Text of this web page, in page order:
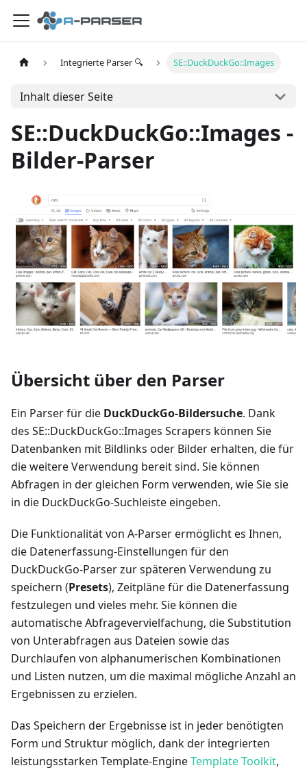
Integrierte Parser 🔍 SE::DuckDuckGo::Images
Inhalt dieser Seite
SE::DuckDuckGo::Images -
Bilder-Parser
Übersicht über den Parser
Ein Parser für die DuckDuckGo-Bildersuche. Dank
des SE::DuckDuckGo::Images Scrapers können Sie
Datenbanken mit Bildlinks oder Bilder erhalten, die für
die weitere Verwendung bereit sind. Sie können
Abfragen in der gleichen Form verwenden, wie Sie sie
in die DuckDuckGo-Suchleiste eingeben.
Die Funktionalität von A-Parser ermöglicht es Ihnen,
die Datenerfassung-Einstellungen für den
DuckDuckGo-Parser zur späteren Verwendung zu
speichern (Presets), Zeitpläne für die Datenerfassung
festzulegen und vieles mehr. Sie können die
automatische Abfragevervielfachung, die Substitution
von Unterabfragen aus Dateien sowie das
Durchlaufen von alphanumerischen Kombinationen
und Listen nutzen, um die maximal mögliche Anzahl an
Ergebnissen zu erzielen.
Das Speichern der Ergebnisse ist in jeder benötigten
Form und Struktur möglich, dank der integrierten
leistungsstarken Template-EngineTemplate Toolkit,